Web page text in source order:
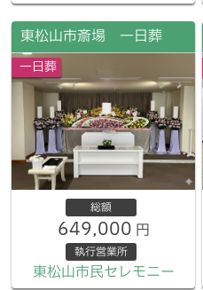
東松山市斎場 一日葬
一日葬
総額
649,000 円
執行営業所
東松山市民セレモニー